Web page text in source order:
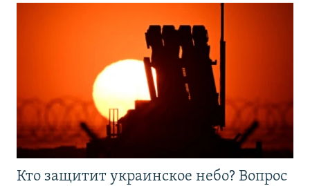
Кто защитит украинское небо? Вопрос